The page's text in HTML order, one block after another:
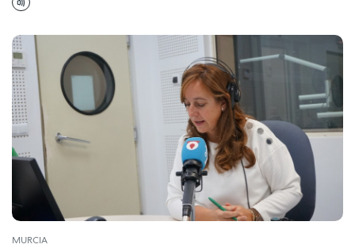
MURCIA